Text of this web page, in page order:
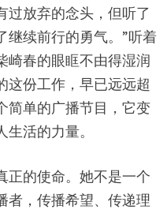
过放弃的念头，但听了
继续前行的勇气。”听着
崎春的眼眶不由得湿润
这份工作，早已远远超
简单的广播节目，它变
活的力量。
正的使命。她不是一个
者，传播希望、传递理